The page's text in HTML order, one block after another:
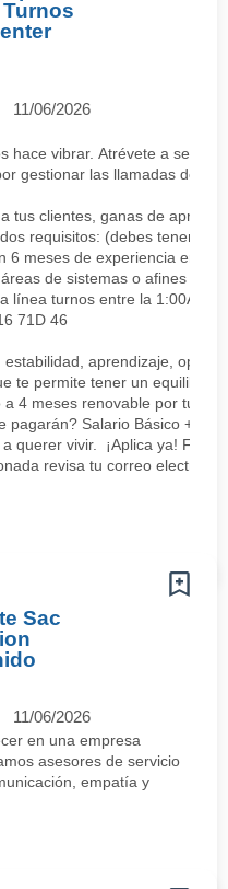
Turnos
11/06/2026
hace vibrar. Atrévete a ser
gestionar las llamadas de
tus clientes, ganas de
requisitos: (debes tener
6 meses de experiencia en
de sistemas o afines
línea turnos entre la 1:00AM
71D 46
aprendizaje,
te permite tener un equilibrio
4 meses renovable por tu
pagarán? Salario Básico +
querer vivir. ¡Aplica ya!
revisa tu correo
Sac
11/06/2026
en una empresa
asesores de servicio
empatía y